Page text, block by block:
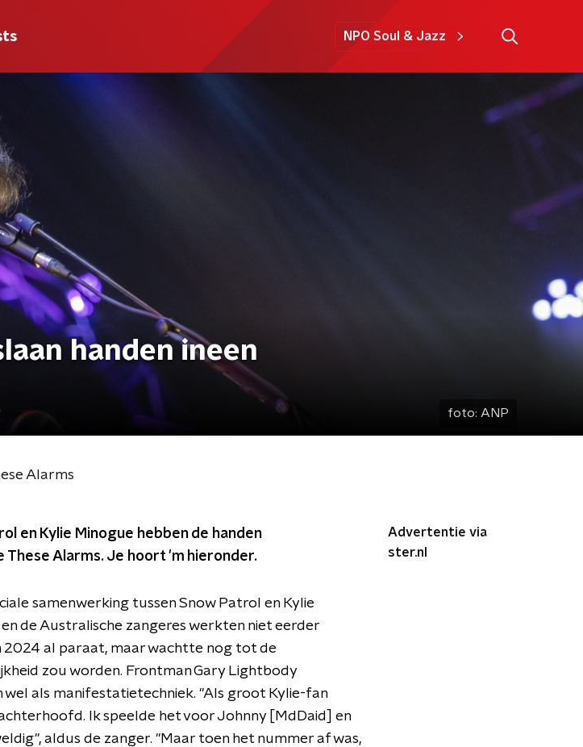
NPO Soul & Jazz
handen ineen
foto: ANP
Alarms
en Kylie Minogue hebben de handen
These Alarms. Je hoort 'm hieronder.
samenwerking tussen Snow Patrol en Kylie
de Australische zangeres werkten niet eerder
2024 al paraat, maar wachtte nog tot de
zou worden. Frontman Gary Lightbody
als manifestatietechniek. "Als groot Kylie-fan
Ik speelde het voor Johnny [MdDaid] en
aldus de zanger. "Maar toen het nummer af was,
Advertentie via
ster.nl